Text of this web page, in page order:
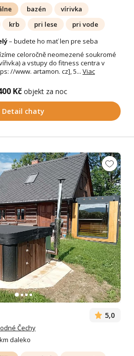
bazén
vírivka
krb pri lese
pri vode
– budete ho mať len pre seba
celoročně neomezené soukromé
a vstupy do fitness centra v
//www. artamon. cz], 5... Viac
Kč objekt za noc
Detail chaty
5,0
Čechy
daleko